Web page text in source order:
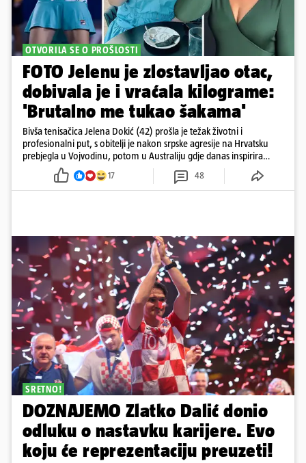
OTVORILA SE O PROŠLOSTI
FOTO Jelenu je zlostavljao otac,
dobivala je i vraćala kilograme:
'Brutalno me tukao šakama'
Bivša tenisačica Jelena Dokić (42) prošla je težak životni i
profesionalni put, s obitelji je nakon srpske agresije na Hrvatsku
prebjegla u Vojvodinu, potom u Australiju gdje danas inspirira
17 48
SRETNO!
DOZNAJEMO Zlatko Dalić donio
odluku o nastavku karijere. Evo
koju će reprezentaciju preuzeti!